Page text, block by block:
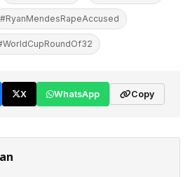
#RyanMendesRapeAccused
X WhatsApp Copy